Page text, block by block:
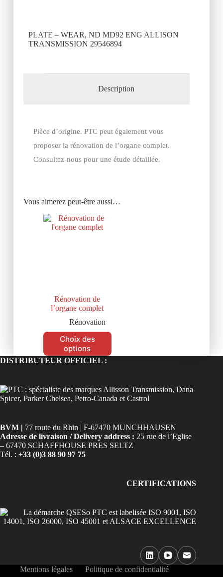
PLATE – WEAR, ND MD92 ENG ALLISON
TRANSMISSION 29546894
Description
Pièce d’origine. PTC peut également vous
proposer la rénovation de l’organe complet.
Consultez-nous pour une étude détaillée.
Vous aimerez peut-être aussi…
Rénovation de
l’organe complet
Rénovation
Choix des
options
DISTRIBUTEUR OFFICIEL :
BVM | 77 route du Rhin | F-67470 MUNCHHAUSEN
Adresse de livraison / Delivery address : 25 rue de l’Eglise
– 67470 SCHAFFHOUSE PRES SELTZ
Tél. : +33 (0)3 88 90 97 75
CERTIFICATIONS
Mentions légales Politique de confidentialité